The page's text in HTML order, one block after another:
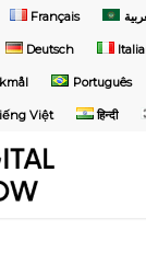
Français
Deutsch
Português
Việt हिन्दी